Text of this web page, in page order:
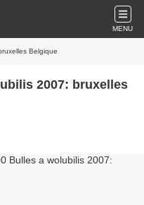
MENU
Belgique